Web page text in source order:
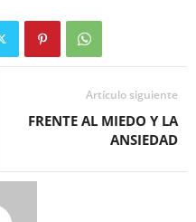
Artículo siguiente
FRENTE AL MIEDO Y LA
ANSIEDAD